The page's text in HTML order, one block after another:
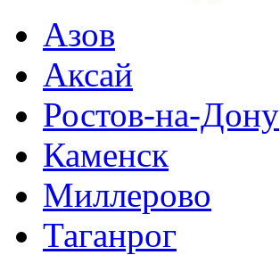
Азов
Аксай
Ростов-на-Дону
Каменск
Миллерово
Таганрог